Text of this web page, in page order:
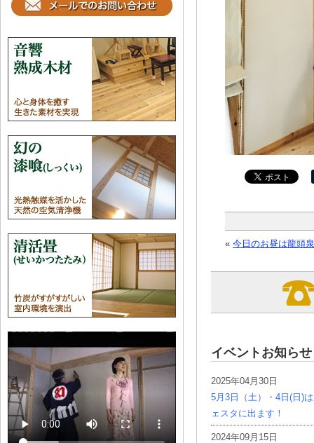
« 今日のお昼は龍頭
イベントお知らせ
2025年04月30日
5月3日（土）・4日(日)
ェスタに出ます！
2024年09月15日